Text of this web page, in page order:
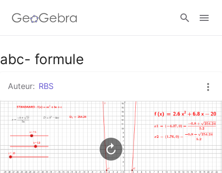
Google Classroom
GeoGebra Klaslokaal
Aanmelden
abc- formule
Auteur: RBS